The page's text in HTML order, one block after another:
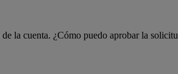
la cuenta. ¿Cómo puedo aprobar la